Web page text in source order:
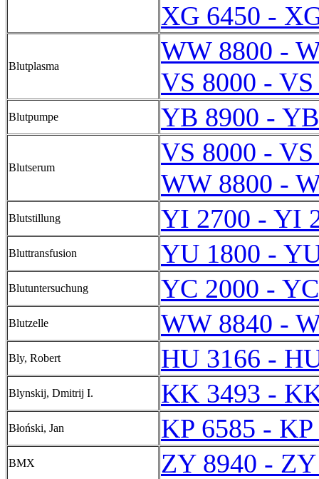
XG 6450 -
Blutplasma
WW 8800 -
VS 8000 - VS
Blutpumpe YB 8900 -
Blutserum
VS 8000 - VS
WW 8800 -
Blutstillung YI 2700 - YI
Bluttransfusion YU 1800 -
Blutuntersuchung YC 2000 -
Blutzelle WW 8840 -
Bly, Robert HU 3166 -
Blynskij, Dmitrij I. KK 3493 -
Błoński, Jan KP 6585 - KP
BMX ZY 8940 -